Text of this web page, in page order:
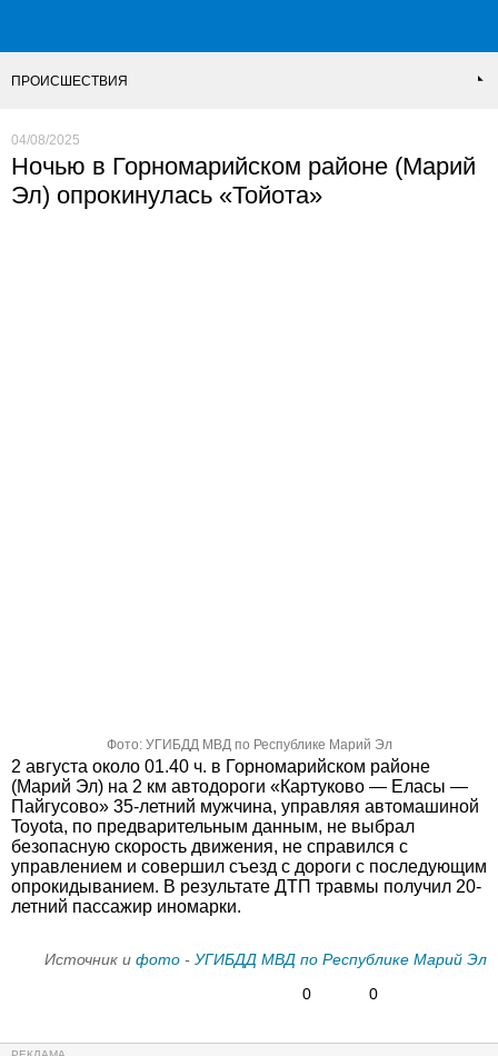
ПРОИСШЕСТВИЯ
04/08/2025
Ночью в Горномарийском районе (Марий
Эл) опрокинулась «Тойота»
Фото: УГИБДД МВД по Республике Марий Эл
2 августа около 01.40 ч. в Горномарийском районе
(Марий Эл) на 2 км автодороги «Картуково — Еласы —
Пайгусово» 35-летний мужчина, управляя автомашиной
Toyota, по предварительным данным, не выбрал
безопасную скорость движения, не справился с
управлением и совершил съезд с дороги с последующим
опрокидыванием. В результате ДТП травмы получил 20-
летний пассажир иномарки.
Источник и фото - УГИБДД МВД по Республике Марий Эл
0
0